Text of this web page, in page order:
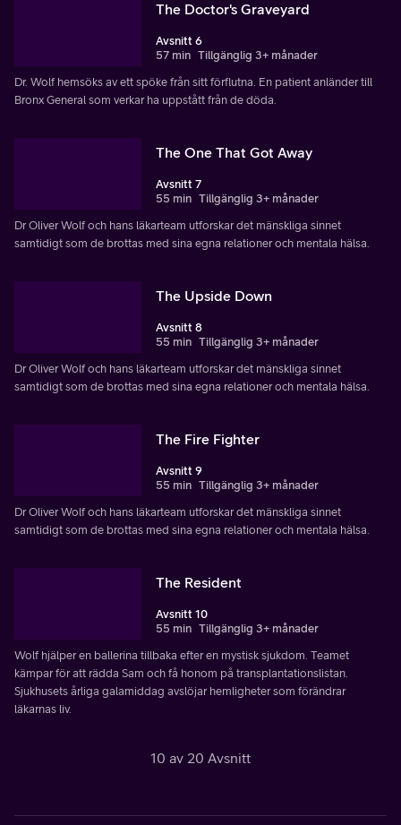
The Doctor's Graveyard
Avsnitt 6
57 min Tillgänglig 3+ månader
Dr. Wolf hemsöks av ett spöke från sitt förflutna. En patient anländer till
Bronx General som verkar ha uppstått från de döda.
The One That Got Away
Avsnitt 7
55 min Tillgänglig 3+ månader
Dr Oliver Wolf och hans läkarteam utforskar det mänskliga sinnet
samtidigt som de brottas med sina egna relationer och mentala hälsa.
The Upside Down
Avsnitt 8
55 min Tillgänglig 3+ månader
Dr Oliver Wolf och hans läkarteam utforskar det mänskliga sinnet
samtidigt som de brottas med sina egna relationer och mentala hälsa.
The Fire Fighter
Avsnitt 9
55 min Tillgänglig 3+ månader
Dr Oliver Wolf och hans läkarteam utforskar det mänskliga sinnet
samtidigt som de brottas med sina egna relationer och mentala hälsa.
The Resident
Avsnitt 10
55 min Tillgänglig 3+ månader
Wolf hjälper en ballerina tillbaka efter en mystisk sjukdom. Teamet
kämpar för att rädda Sam och få honom på transplantationslistan.
Sjukhusets årliga galamiddag avslöjar hemligheter som förändrar
läkarnas liv.
10 av 20 Avsnitt